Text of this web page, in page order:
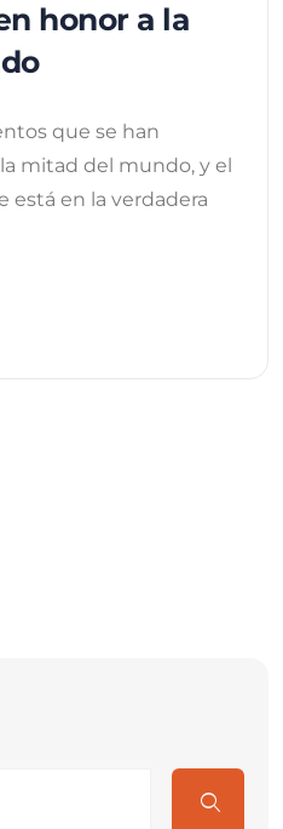
honor a la
que se han
mitad del mundo, y el
en la verdadera